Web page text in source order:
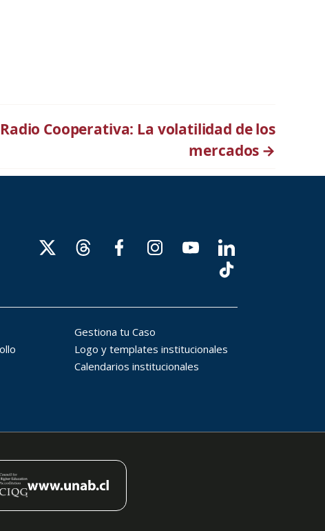
Radio Cooperativa: La volatilidad de los
mercados →